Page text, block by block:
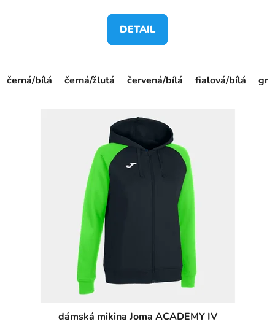
DETAIL
černá/bílá černá/žlutá červená/bílá fialová/bílá
dámská mikina Joma ACADEMY IV